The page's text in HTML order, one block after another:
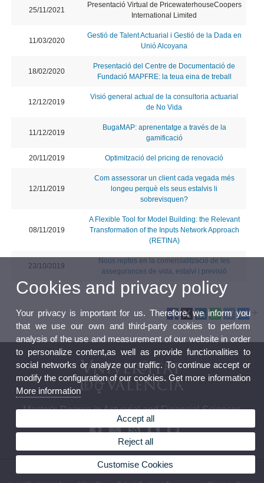
25/11/2021
Presentació Virtual de PricewaterhouseCoopers
International Limited
11/03/2020
Gestió de Talent Actuarial i Gestió de la Dada en
Unió Alcoyana
18/02/2020
Presentació del Centre de Documentació de
Fundació MAPFRE: la teua eina de treball
12/12/2019
Visió general actual de la consultoria actuarial
de No Vida
11/12/2019
BugaMAP: aprenentatge a través de la
gamificació
20/11/2019 Optimització del pricing de renovació
12/11/2019
Com assessorar un client cada vegada més
longeu perquè els seus estalvis li
sobrevisquen?
08/11/2019
A Flexible Tool for Model Building: the Relevant
Transformation of the Inputs Network Approach
(RETINA)
23/10/2019
Nous reptes en la comercialització de les
assegurances de vida, estalvi i previsió
Master's Degree in Actuarial and Financial Sciences
Cookies and privacy policy
Your privacy is important for us. Therefore, we inform you
that we use our own and third-party cookies to perform
analysis of the use and measurement of our website in order
to personalize content,as well as provide functionalities to
social networks or analyze our traffic. To continue accept or
modify the configuration of our cookies. Get more information
More information
Accept all
Reject all
Customise Cookies